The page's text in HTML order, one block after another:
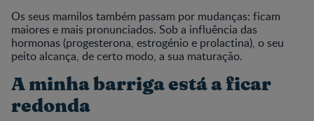
Os seus mamilos também passam por mudanças: ficam
maiores e mais pronunciados. Sob a influência das
hormonas (progesterona, estrogénio e prolactina), o seu
peito alcança, de certo modo, a sua maturação.
A minha barriga está a ficar
redonda